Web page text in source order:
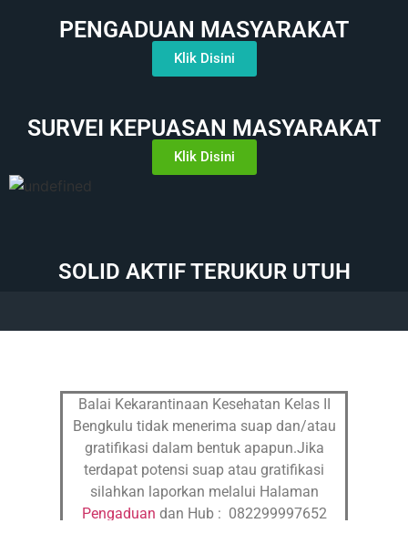
PENGADUAN MASYARAKAT
Klik Disini
SURVEI KEPUASAN MASYARAKAT
Klik Disini
SOLID AKTIF TERUKUR UTUH
Balai Kekarantinaan Kesehatan Kelas II
Bengkulu tidak menerima suap dan/atau
gratifikasi dalam bentuk apapun.Jika
terdapat potensi suap atau gratifikasi
silahkan laporkan melalui Halaman
Pengaduan dan Hub : 082299997652